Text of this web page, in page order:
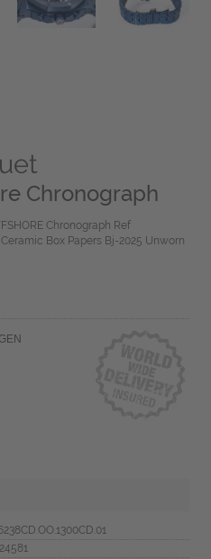
Chronograph
Chronograph Ref
Ceramic Box Papers Bj-2025 Unworn